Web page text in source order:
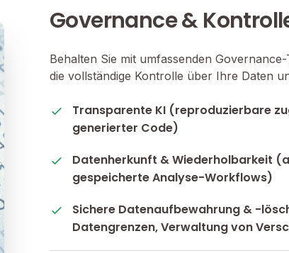
Governance &
Behalten Sie mit umfassenden
die vollständige Kontrolle über Ihre Daten
Transparente KI (reproduzierbare
generierter Code)
Datenherkunft & Wiederholbarkeit
gespeicherte Analyse-Workflows)
Sichere Datenaufbewahrung & -
Datengrenzen, Verwaltung von